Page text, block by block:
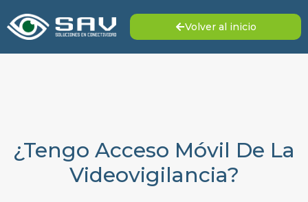
Volver al inicio
¿Tengo Acceso Móvil De La
Videovigilancia?